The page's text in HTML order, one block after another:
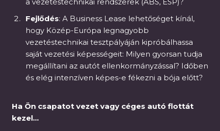
Fejlődés: A Business Lease lehetőséget kínál,
hogy Közép-Európa legnagyobb
vezetéstechnikai tesztpályáján kipróbálhassa
saját vezetési képességeit: Milyen gyorsan tudja
megállítani az autót ellenkormányzással? Időben
és elég intenzíven képes-e fékezni a bója előtt?
Ha Ön csapatot vezet vagy céges autó flottát
kezel…